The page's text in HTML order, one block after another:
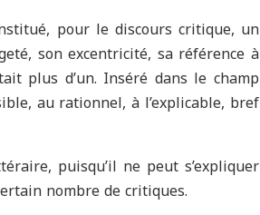
pour le discours critique, un
son excentricité, sa référence à
plus d’un. Inséré dans le champ
au rationnel, à l’explicable, bref
puisqu’il ne peut s’expliquer
nombre de critiques.